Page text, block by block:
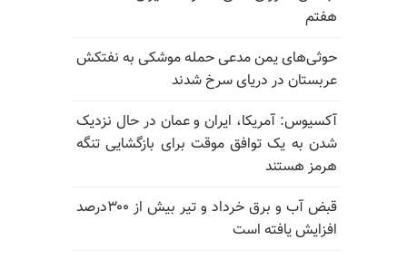
هفتم
حوثی‌های یمن مدعی حمله موشکی به نفتکش
عربستان در دریای سرخ شدند
آکسیوس: آمریکا، ایران و عمان در حال نزدیک
شدن به یک توافق موقت برای بازگشایی تنگه
هرمز هستند
قبض آب و برق خرداد و تیر بیش از ۳۰۰درصد
افزایش یافته است